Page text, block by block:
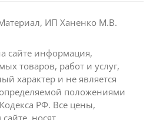
ИП Ханенко М.В.
сайте информация,
товаров, работ и услуг,
характер и не является
положениями
РФ. Все цены,